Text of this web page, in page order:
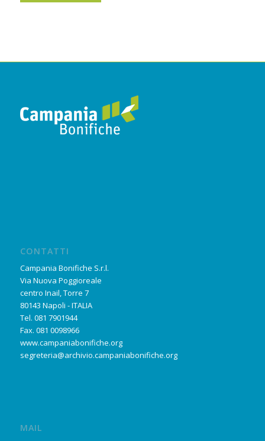
CONTATTI
Campania Bonifiche S.r.l.
Via Nuova Poggioreale
centro Inail, Torre 7
80143 Napoli - ITALIA
Tel. 081 7901944
Fax. 081 0098966
www.campaniabonifiche.org
segreteria@archivio.campaniabonifiche.org
MAIL